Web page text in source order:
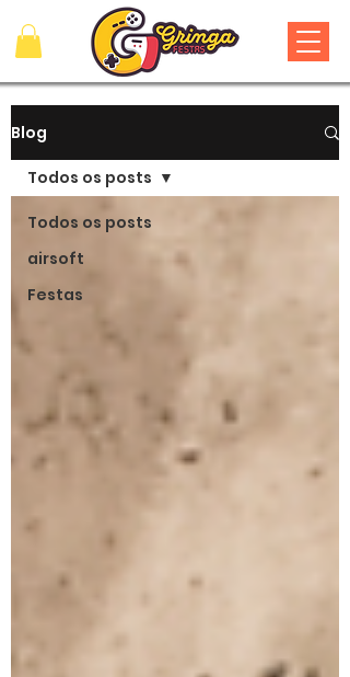
Blog
Todos os posts
airsoft
Festas
Todos os posts